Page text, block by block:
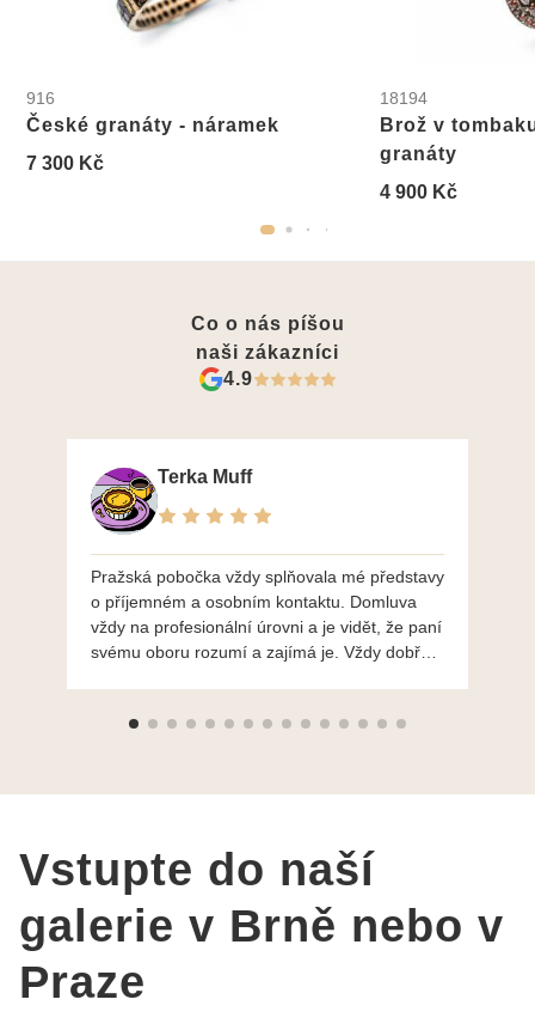
916
České granáty - náramek
7 300 Kč
18194
Brož v
granáty
4 900 Kč
Co o nás píšou
naši zákazníci
4.9
Terka Muff
Pražská pobočka vždy splňovala mé představy
o příjemném a osobním kontaktu. Domluva
vždy na profesionální úrovni a je vidět, že paní
svému oboru rozumí a zajímá je. Vždy dobře a
výběru, jak už bylo napsáno - na požádání
Vstupte do naší
galerie v Brně nebo v
Praze